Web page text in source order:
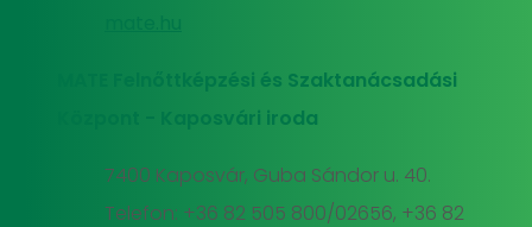
MATE Felnőttképzési és Szaktanácsadási
Központ - Kaposvári iroda
7400 Kaposvár, Guba Sándor u. 40.
Telefon: +36 82 505 800/02656, +36 82